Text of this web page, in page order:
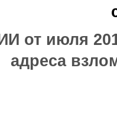
от июля
адреса